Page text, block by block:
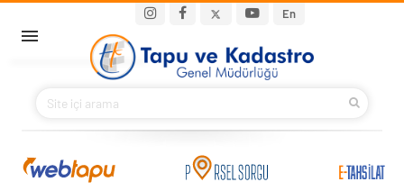
En
Main navigation
BAKANIMIZ
KURUMSAL